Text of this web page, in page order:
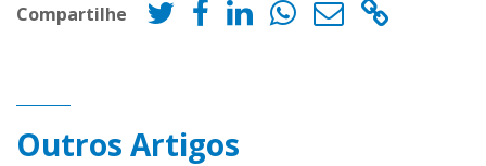
Compartilhe
Outros Artigos